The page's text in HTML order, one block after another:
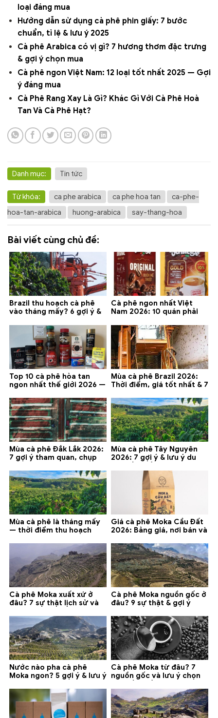
loại đáng mua
Hướng dẫn sử dụng cà phê phin giấy: 7 bước
chuẩn, tỉ lệ & lưu ý 2025
Cà phê Arabica có vị gì? 7 hương thơm đặc trưng
& gợi ý chọn mua
Cà phê ngon Việt Nam: 12 loại tốt nhất 2025 — Gợi
ý đáng mua
Cà Phê Rang Xay Là Gì? Khác Gì Với Cà Phê Hoà
Tan Và Cà Phê Hạt?
Danh mục: Tin tức
Từ khóa: ca phe arabica ca phe hoa tan
ca-phe-
hoa-tan-arabica
huong-arabica say-thang-hoa
Bài viết cùng chủ đề:
Brazil thu hoạch cà phê
vào tháng mấy? 6 gợi ý &
Cà phê ngon nhất Việt
Nam 2026: 10 quán phải
Lạt
Top 10 cà phê hòa tan
ngon nhất thế giới 2026 —
Mùa cà phê Brazil 2026:
Thời điểm, giá tốt nhất & 7
Mùa cà phê Đắk Lắk 2026:
7 gợi ý tham quan, chụp
Mùa cà phê Tây Nguyên
2026: 7 gợi ý & lưu ý du
Mùa cà phê là tháng mấy
— thời điểm thu hoạch
Giá cà phê Moka Cầu Đất
2026: Bảng giá, nơi bán và
Cà phê Moka xuất xứ ở
đâu? 7 sự thật lịch sử và
Cà phê Moka nguồn gốc ở
đâu? 9 sự thật & gợi ý
Nước nào pha cà phê
Moka ngon? 5 gợi ý & lưu ý
Cà phê Moka từ đâu? 7
nguồn gốc và lưu ý chọn